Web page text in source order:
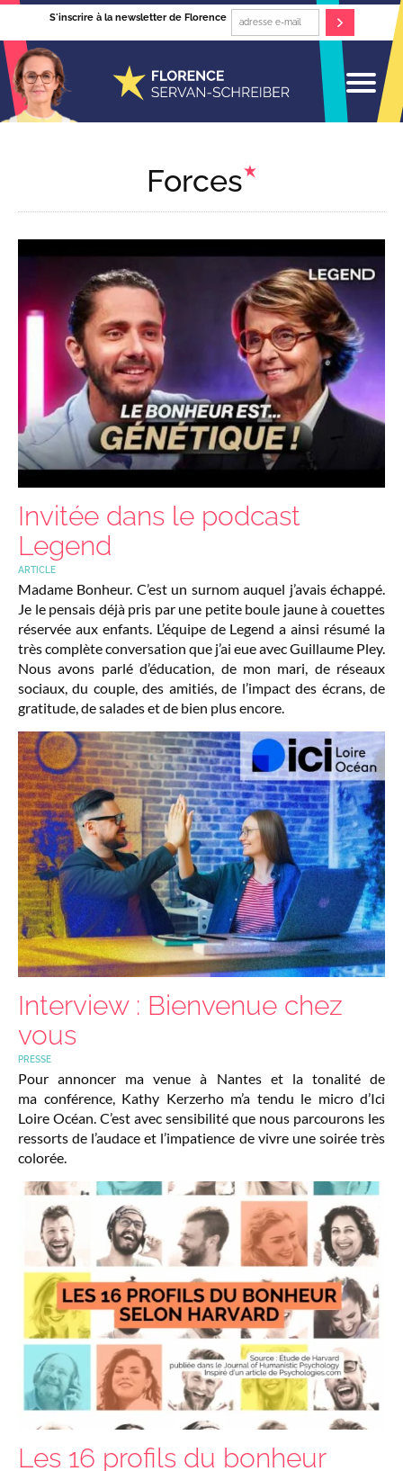
S'inscrire à la newsletter de Florence
Forces
Invitée dans le podcast
Legend
ARTICLE
Madame Bonheur. C’est un surnom auquel j’avais échappé.
Je le pensais déjà pris par une petite boule jaune à couettes
réservée aux enfants. L’équipe de Legend a ainsi résumé la
très complète conversation que j’ai eue avec Guillaume Pley.
Nous avons parlé d’éducation, de mon mari, de réseaux
sociaux, du couple, des amitiés, de l’impact des écrans, de
gratitude, de salades et de bien plus encore.
Interview : Bienvenue chez
vous
PRESSE
Pour annoncer ma venue à Nantes et la tonalité de
ma conférence, Kathy Kerzerho m’a tendu le micro d’Ici
Loire Océan. C’est avec sensibilité que nous parcourons les
ressorts de l’audace et l’impatience de vivre une soirée très
colorée.
Les 16 profils du bonheur